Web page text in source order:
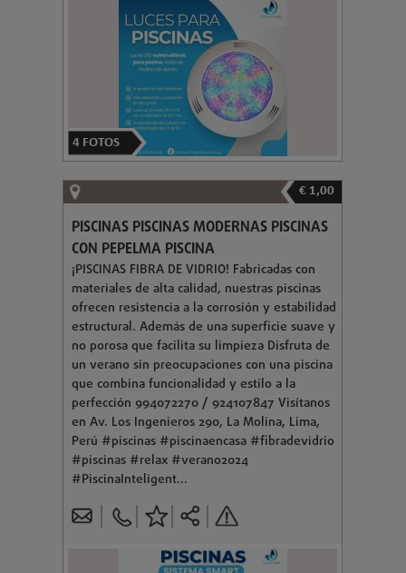
4 FOTOS
€ 1,00
PISCINAS PISCINAS MODERNAS PISCINAS
CON PEPELMA PISCINA
¡PISCINAS FIBRA DE VIDRIO! Fabricadas con
materiales de alta calidad, nuestras piscinas
ofrecen resistencia a la corrosión y estabilidad
estructural. Además de una superficie suave y
no porosa que facilita su limpieza Disfruta de
un verano sin preocupaciones con una piscina
que combina funcionalidad y estilo a la
perfección 994072270 / 924107847 Visítanos
en Av. Los Ingenieros 290, La Molina, Lima,
Perú #piscinas #piscinaencasa #fibradevidrio
#piscinas #relax #verano2024
#PiscinaInteligent...